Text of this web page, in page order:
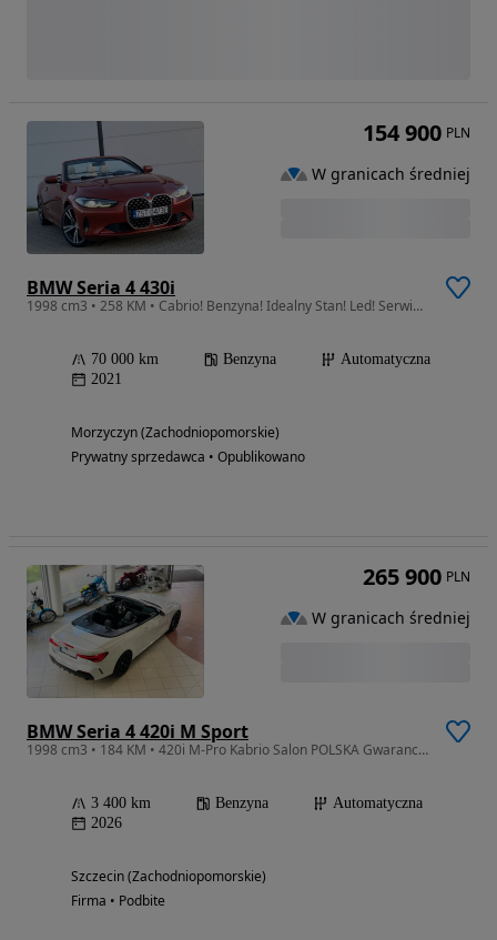
BMW Seria 4 430i
1998 cm3 • 258 KM • Cabrio! Benzyna! Idealny Stan! Led! Serwis! Niski przebieg!
70 000 km Benzyna
Automatyczna
2021
Morzyczyn (Zachodniopomorskie)
Prywatny sprzedawca • Opublikowano
154 900 PLN
W granicach średniej
BMW Seria 4 420i M Sport
1998 cm3 • 184 KM • 420i M-Pro Kabrio Salon POLSKA Gwarancja VAT23% *Auto Salon JAWOR*
3 400 km Benzyna
Automatyczna
2026
Szczecin (Zachodniopomorskie)
Firma • Podbite
265 900 PLN
W granicach średniej